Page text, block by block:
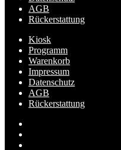
AGB
Rückerstattung
Kiosk
Programm
Warenkorb
Impressum
Datenschutz
AGB
Rückerstattung